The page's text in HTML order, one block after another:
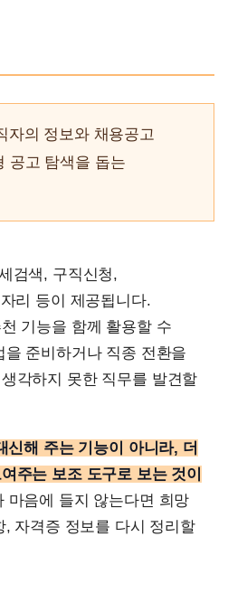
자의 정보와 채용공고
공고 탐색을 돕는
검색, 구직신청,
리 등이 제공됩니다.
기능을 함께 활용할 수
준비하거나 직종 전환을
각하지 못한 직무를 발견할
신해 주는 기능이 아니라, 더
주는 보조 도구로 보는 것이
마음에 들지 않는다면 희망
자격증 정보를 다시 정리할